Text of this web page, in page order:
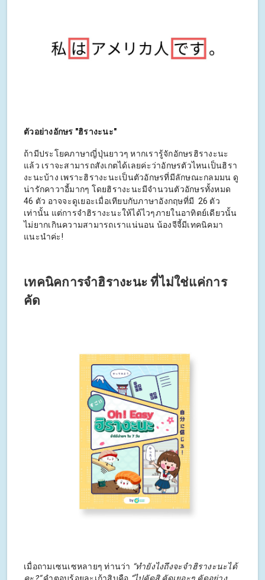
ตัวอย่างอักษร "ฮิรางะนะ"
ถ้ามีประโยคภาษาญี่ปุ่นยาวๆ หากเรารู้จักอักษรฮิรางะนะ
แล้ว เราจะสามารถสังเกตได้เลยค่ะว่าอักษรตัวไหนเป็นฮิรา
งะนะบ้าง เพราะฮิรางะนะเป็นตัวอักษรที่มีลักษณะกลมมน ดู
น่ารักคาวาอี้มากๆ โดยฮิรางะนะมีจำนวนตัวอักษรทั้งหมด
46 ตัว อาจจะดูเยอะเมื่อเทียบกับภาษาอังกฤษที่มี 26 ตัว
เท่านั้น แต่การจำฮิรางะนะให้ได้ไวๆภายในอาทิตย์เดียวนั้น
ไม่ยากเกินความสามารถเราแน่นอน น้องจีจี้มีเทคนิคมา
แนะนำค่ะ!
เทคนิคการจำฮิรางะนะ ที่ไม่ใช่แค่การ
คัด
เมื่อถามเซนเซหลายๆ ท่านว่า “ทำยังไงถึงจะจำฮิรางะนะได้
คะ?”คำตอบร้อยละเก้าสิบคือ “ไปคัดสิ คัดเยอะๆ คัดอย่าง